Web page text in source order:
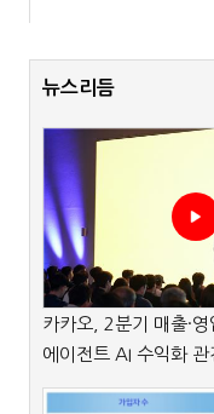
뉴스리듬
카카오, 2분기 매출·
에이전트 AI 수익화 관